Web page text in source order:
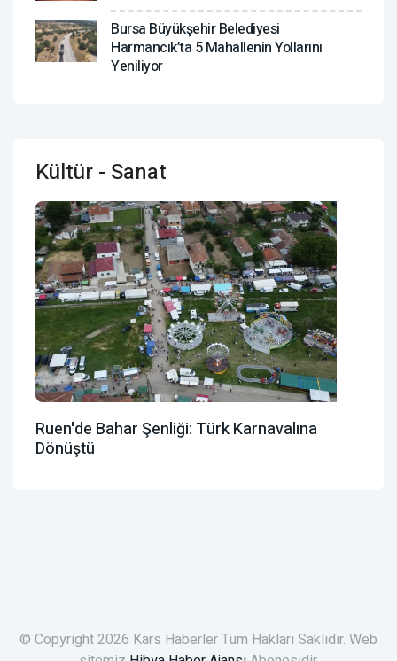
Bursa Büyükşehir Belediyesi
Harmancık’ta 5 Mahallenin Yollarını
Yeniliyor
Kültür - Sanat
Ruen'de Bahar Şenliği: Türk Karnavalına
Dönüştü
© Copyright 2026 Kars Haberler Tüm Hakları Saklıdır. Web